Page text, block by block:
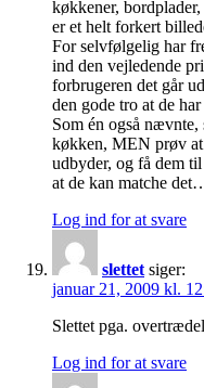
køkkener,
er et helt forkert
For selvfølgelig har
ind den vejledende
forbrugeren det går
den gode tro at de
Som én også
køkken, MEN prøv at
udbyder, og få dem
at de kan matche
Log ind for at svare
slettet siger:
januar 21, 2009 kl.
Slettet pga.
Log ind for at svare